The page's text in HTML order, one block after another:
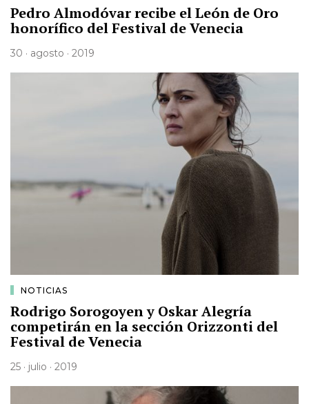
Pedro Almodóvar recibe el León de Oro
honorífico del Festival de Venecia
30 · agosto · 2019
NOTICIAS
Rodrigo Sorogoyen y Oskar Alegría
competirán en la sección Orizzonti del
Festival de Venecia
25 · julio · 2019